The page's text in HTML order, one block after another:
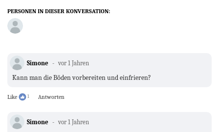
PERSONEN IN DIESER KONVERSATION:
Simone vor 1 Jahren
Kann man die Böden vorbereiten und einfrieren?
Like 1 Antworten
Simone vor 1 Jahren